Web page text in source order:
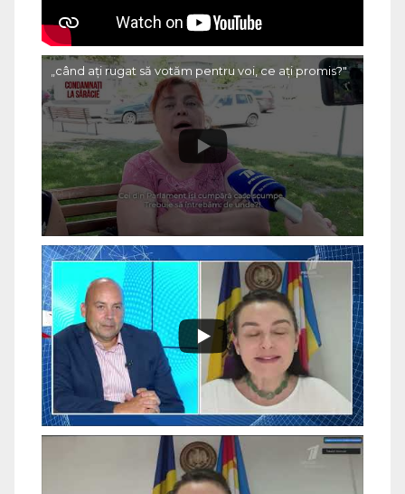
„când ați rugat să votăm pentru voi, ce ați promis?"